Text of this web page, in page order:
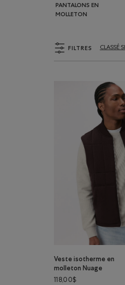
PANTALONS EN
MOLLETON
FILTRES
ClassÃ©
CLASSÉ
Veste isotherme en
molleton Nuage
118,00$